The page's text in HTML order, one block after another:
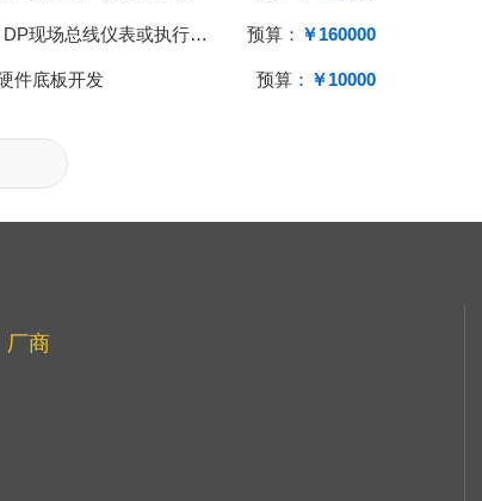
冗余Profibus DP现场总线仪表或执行机构国产化 预算： ￥160000
件底板开发 预算： ￥10000
厂商